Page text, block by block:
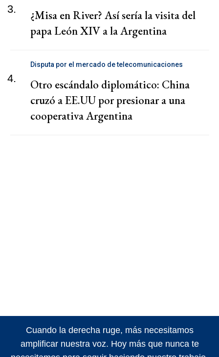
3.
¿Misa en River? Así sería la visita del
papa León XIV a la Argentina
4.
Disputa por el mercado de telecomunicaciones
Otro escándalo diplomático: China
cruzó a EE.UU por presionar a una
cooperativa Argentina
Cuando la derecha ruge, más necesitamos
amplificar nuestra voz. Hoy más que nunca te